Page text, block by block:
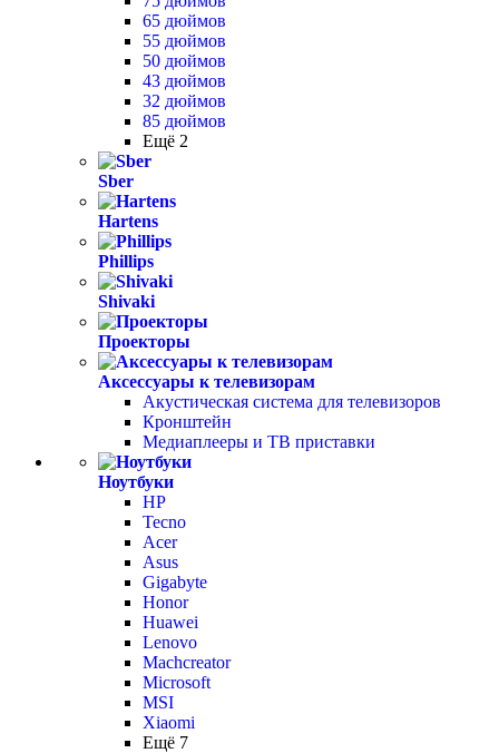
65 дюймов
55 дюймов
50 дюймов
43 дюймов
32 дюймов
85 дюймов
Ещё 2
Sber
Hartens
Phillips
Shivaki
Проекторы
Аксессуары к телевизорам
Акустическая система для телевизоров
Кронштейн
Медиаплееры и ТВ приставки
Ноутбуки
HP
Tecno
Acer
Asus
Gigabyte
Honor
Huawei
Lenovo
Machcreator
Microsoft
MSI
Xiaomi
Ещё 7